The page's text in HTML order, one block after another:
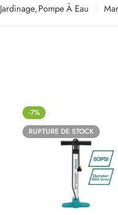
Jardinage,Pompe À Eau
-7%
RUPTURE DE STOCK